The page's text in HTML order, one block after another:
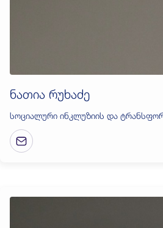
ნათია რუხაძე
სოციალური ინკლუზიის და